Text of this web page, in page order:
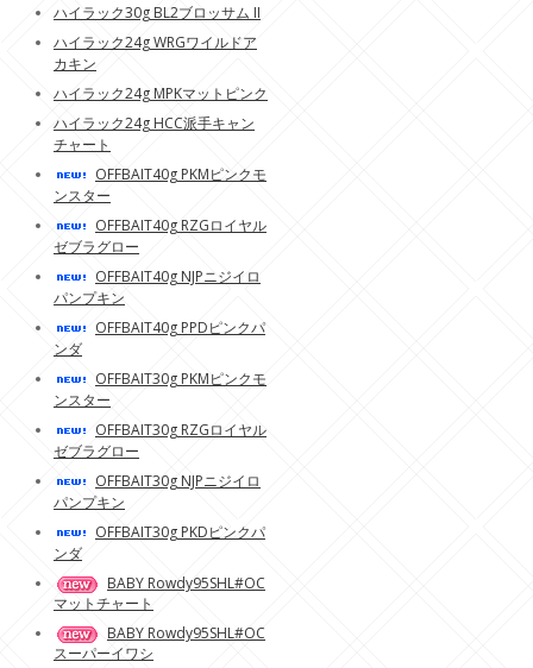
ハイラック30g BL2ブロッサム II
ハイラック24g WRGワイルドア
カキン
ハイラック24g MPKマットピンク
ハイラック24g HCC派手キャン
チャート
OFFBAIT40g PKMピンクモ
ンスター
OFFBAIT40g RZGロイヤル
ゼブラグロー
OFFBAIT40g NJPニジイロ
パンプキン
OFFBAIT40g PPDピンクパ
ンダ
OFFBAIT30g PKMピンクモ
ンスター
OFFBAIT30g RZGロイヤル
ゼブラグロー
OFFBAIT30g NJPニジイロ
パンプキン
OFFBAIT30g PKDピンクパ
ンダ
BABY Rowdy95SHL#OC
マットチャート
BABY Rowdy95SHL#OC
スーパーイワシ